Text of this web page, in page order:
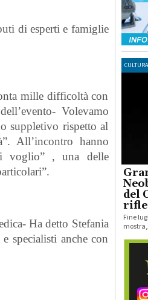
di esperti e famiglie
mille difficoltà con
Volevamo
suppletivo rispetto al
All’incontro hanno
voglio” , una delle
Ha detto Stefania
specialisti anche con
CULTURA
del
Fine